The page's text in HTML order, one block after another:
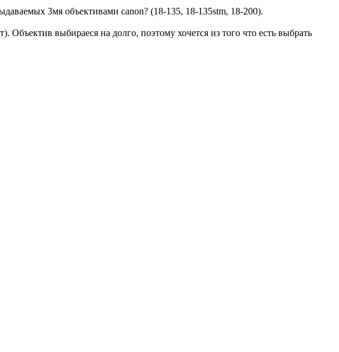
3мя объективами canon? (18-135, 18-135stm, 18-200).
Объектив выбираеся на долго, поэтому хочется из того что есть выбрать